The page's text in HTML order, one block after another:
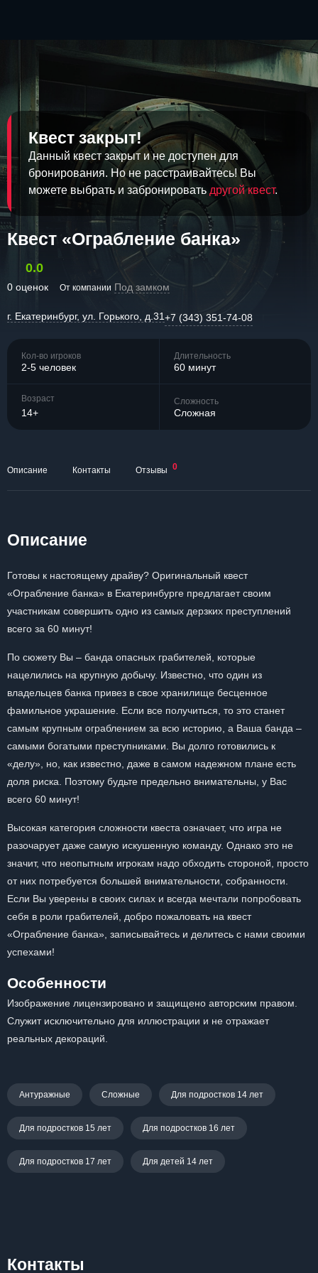
Квест закрыт!
Данный квест закрыт и не доступен для
бронирования. Но не расстраивайтесь! Вы
можете выбрать и забронировать другой квест.
Квест «Ограбление банка»
0.0
0 оценок От компании Под замком
г. Екатеринбург, ул. Горького, д.31+7 (343) 351-74-08
Кол-во игроков
2-5 человек
Длительность
60 минут
Возраст
14+
Сложность
Сложная
Описание Контакты Отзывы 0
Описание
Готовы к настоящему драйву? Оригинальный квест
«Ограбление банка» в Екатеринбурге предлагает своим
участникам совершить одно из самых дерзких преступлений
всего за 60 минут!
По сюжету Вы – банда опасных грабителей, которые
нацелились на крупную добычу. Известно, что один из
владельцев банка привез в свое хранилище бесценное
фамильное украшение. Если все получиться, то это станет
самым крупным ограблением за всю историю, а Ваша банда –
самыми богатыми преступниками. Вы долго готовились к
«делу», но, как известно, даже в самом надежном плане есть
доля риска. Поэтому будьте предельно внимательны, у Вас
всего 60 минут!
Высокая категория сложности квеста означает, что игра не
разочарует даже самую искушенную команду. Однако это не
значит, что неопытным игрокам надо обходить стороной, просто
от них потребуется большей внимательности, собранности.
Если Вы уверены в своих силах и всегда мечтали попробовать
себя в роли грабителей, добро пожаловать на квест
«Ограбление банка», записывайтесь и делитесь с нами своими
успехами!
Особенности
Изображение лицензировано и защищено авторским правом.
Служит исключительно для иллюстрации и не отражает
реальных декораций.
Антуражные Сложные Для подростков 14 лет
Для подростков 15 лет Для подростков 16 лет
Для подростков 17 лет Для детей 14 лет
Контакты